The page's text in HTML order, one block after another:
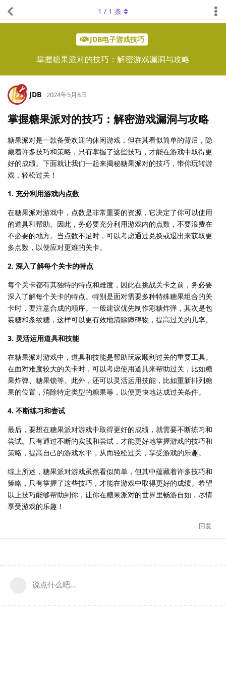
JDB电子游戏技巧
掌握糖果派对的技巧：解密游戏漏洞与攻略
1 / 1 条
JDB 2024年5月8日
掌握糖果派对的技巧：解密游戏漏洞与攻略
糖果派对是一款备受欢迎的休闲游戏，但在其看似简单的背后，隐
藏着许多技巧和策略，只有掌握了这些技巧，才能在游戏中取得更
好的成绩。下面就让我们一起来揭秘糖果派对的技巧，带你玩转游
戏，轻松过关！
1. 充分利用游戏内点数
在糖果派对游戏中，点数是非常重要的资源，它决定了你可以使用
的道具和帮助。因此，务必要充分利用游戏内的点数，不要浪费在
不必要的地方。当点数不足时，可以考虑通过兑换或退出来获取更
多点数，以便应对更难的关卡。
2. 深入了解每个关卡的特点
每个关卡都有其独特的特点和难度，因此在挑战关卡之前，务必要
深入了解每个关卡的特点。特别是面对需要多种特殊糖果组合的关
卡时，要注意合成的顺序。一般建议优先制作彩糖炸弹，其次是包
装糖和条纹糖，这样可以更有效地清除障碍物，提高过关的几率。
3. 灵活运用道具和技能
在糖果派对游戏中，道具和技能是帮助玩家顺利过关的重要工具。
在面对难度较大的关卡时，可以考虑使用道具来帮助过关，比如糖
果炸弹、糖果锁等。此外，还可以灵活运用技能，比如重新排列糖
果的位置，消除特定类型的糖果等，以便更快地达成过关条件。
4. 不断练习和尝试
最后，要想在糖果派对游戏中取得更好的成绩，就需要不断练习和
尝试。只有通过不断的实践和尝试，才能更好地掌握游戏的技巧和
策略，提高自己的游戏水平，从而轻松过关，享受游戏的乐趣。
综上所述，糖果派对游戏虽然看似简单，但其中蕴藏着许多技巧和
策略，只有掌握了这些技巧，才能在游戏中取得更好的成绩。希望
以上技巧能够帮助到你，让你在糖果派对的世界里畅游自如，尽情
享受游戏的乐趣！
回复
说点什么吧...